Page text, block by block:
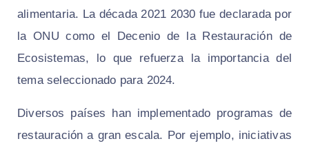
alimentaria. La década 2021 2030 fue declarada por
la ONU como el Decenio de la Restauración de
Ecosistemas, lo que refuerza la importancia del
tema seleccionado para 2024.
Diversos países han implementado programas de
restauración a gran escala. Por ejemplo, iniciativas